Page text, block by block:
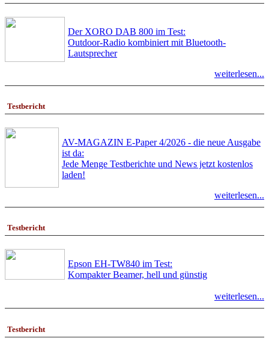
Der XORO DAB 800 im Test:
Outdoor-Radio kombiniert mit Bluetooth-
Lautsprecher
weiterlesen...
Testbericht
AV-MAGAZIN E-Paper 4/2026 - die neue Ausgabe
ist da:
Jede Menge Testberichte und News jetzt kostenlos
laden!
weiterlesen...
Testbericht
Epson EH-TW840 im Test:
Kompakter Beamer, hell und günstig
weiterlesen...
Testbericht